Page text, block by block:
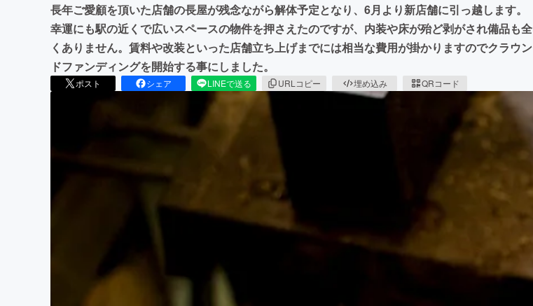
長年ご愛顧を頂いた店舗の長屋が残念ながら解体予定となり、6月より新店舗に引っ越します。
幸運にも駅の近くで広いスペースの物件を押さえたのですが、内装や床が殆ど剥がされ備品も全
くありません。賃料や改装といった店舗立ち上げまでには相当な費用が掛かりますのでクラウン
ドファンディングを開始する事にしました。
ポスト シェア LINEで送る URLコピー 埋め込み QRコード